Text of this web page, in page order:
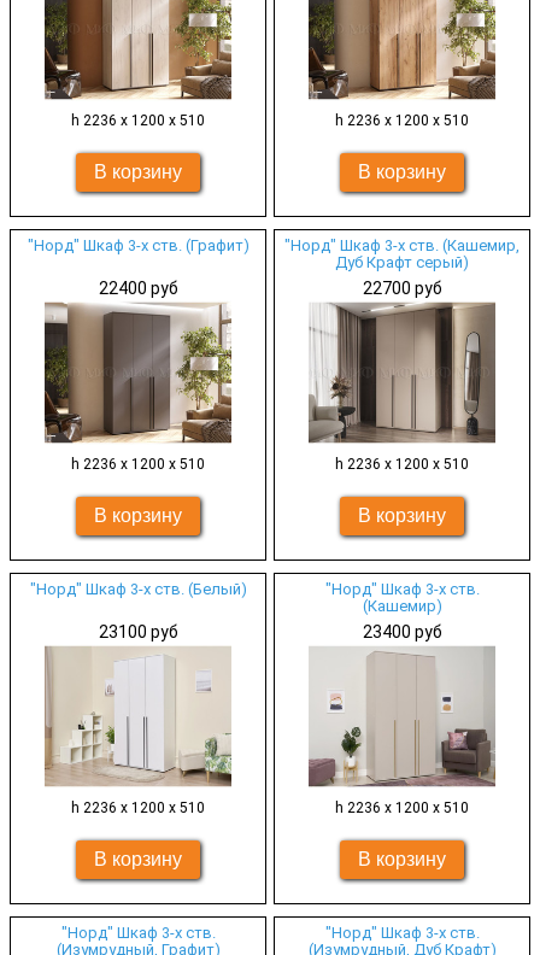
h 2236 х 1200 х 510 h 2236 х 1200 х 510
"Норд" Шкаф 3-х ств. (Графит)
22400 руб
h 2236 х 1200 х 510
"Норд" Шкаф 3-х ств. (Кашемир,
Дуб Крафт серый)
22700 руб
h 2236 х 1200 х 510
"Норд" Шкаф 3-х ств. (Белый)
23100 руб
h 2236 х 1200 х 510
"Норд" Шкаф 3-х ств.
(Кашемир)
23400 руб
h 2236 х 1200 х 510
"Норд" Шкаф 3-х ств.
(Изумрудный, Графит)
"Норд" Шкаф 3-х ств.
(Изумрудный, Дуб Крафт)